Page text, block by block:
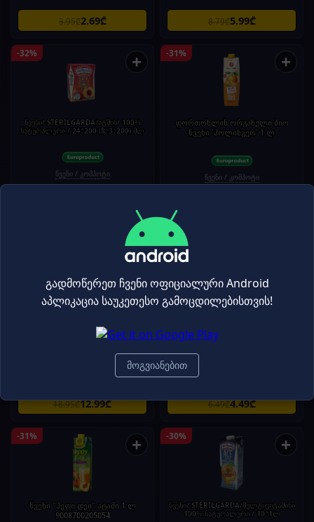
3.95₾2.69₾ 8.79₾5.99₾
-32% +
წვენი/ STERILGARDA/ატმის/ 100%
ნატურალური / 24*200 (8*3*200) მლ
წვენი / კომპოტი
-31% +
ფორთოხლის ორგანული ბიო
წვენი 'ჰოლინგერ' 1 ლ
წვენი / კომპოტი
+
18.95₾12.99₾
-31%
6.49₾4.49₾
-31% +
წვენი "ჰეფი დეი" ატამი 1 ლ
9008700205054
-30% +
წვენი/ STERILGARDA/მულტივიტამინი
100% ნატურალური / 10*1ლ
გადმოწერეთ ჩვენი ოფიციალური Android
აპლიკაცია საუკეთესო გამოცდილებისთვის!
მოგვიანებით